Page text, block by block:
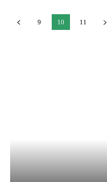
9 10 11